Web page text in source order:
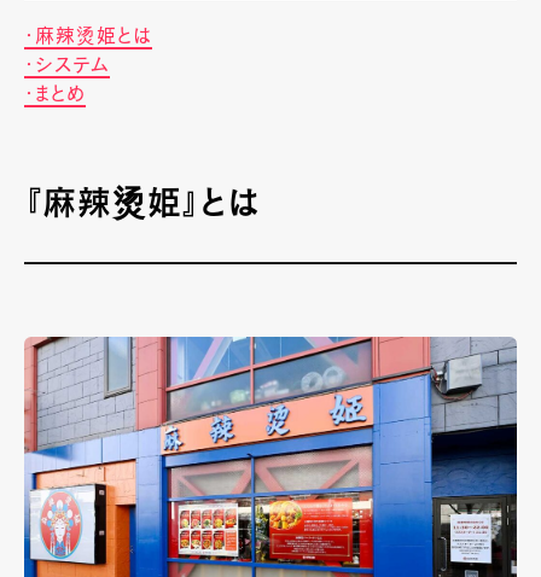
・麻辣烫姫とは
・システム
・まとめ
『麻辣烫姫』とは